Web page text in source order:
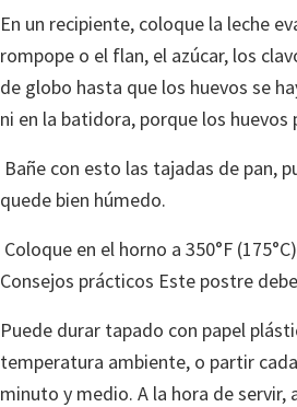
En un recipiente, coloque la leche
rompope o el flan, el azúcar, los
de globo hasta que los huevos se
ni en la batidora, porque los huevos
Bañe con esto las tajadas de pan,
quede bien húmedo.
Coloque en el horno a 350°F
Consejos prácticos Este postre
Puede durar tapado con papel
temperatura ambiente, o partir
minuto y medio. A la hora de servir,